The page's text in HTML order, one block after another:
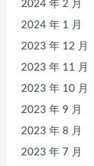
2024 年 2 月
2024 年 1 月
2023 年 12 月
2023 年 11 月
2023 年 10 月
2023 年 9 月
2023 年 8 月
2023 年 7 月